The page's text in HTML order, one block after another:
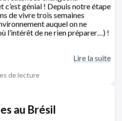
c’est génial ! Depuis notre étape
de vivre trois semaines
auquel on ne
l’intérêt de ne rien préparer…) !
Lire la suite
de lecture
au Brésil